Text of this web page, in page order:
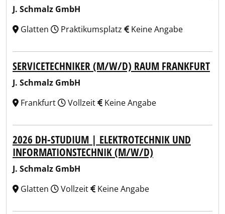
J. Schmalz GmbH
Glatten
Praktikumsplatz Keine Angabe
SERVICETECHNIKER (M/W/D) RAUM FRANKFURT
J. Schmalz GmbH
Frankfurt
Vollzeit Keine Angabe
2026 DH-STUDIUM | ELEKTROTECHNIK UND
INFORMATIONSTECHNIK (M/W/D)
J. Schmalz GmbH
Glatten
Vollzeit Keine Angabe